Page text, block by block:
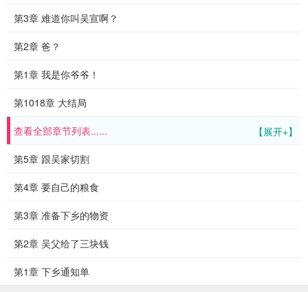
第3章 难道你叫吴宣啊？
第2章 爸？
第1章 我是你爷爷！
第1018章 大结局
【展开+】
查看全部章节列表......
第5章 跟吴家切割
第4章 要自己的粮食
第3章 准备下乡的物资
第2章 吴父给了三块钱
第1章 下乡通知单